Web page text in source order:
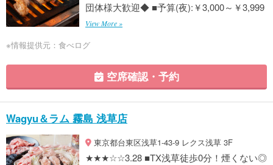
団体様大歓迎◆ ■予算(夜):￥3,000～￥3,999
View More »
※情報提供元：食べログ
空席確認・予約
Wagyu＆ラム 霧島 浅草店
東京都台東区浅草1-43-9 レクス浅草 3F
★★★☆☆3.28 ■TX浅草徒歩0分！煙くない◎